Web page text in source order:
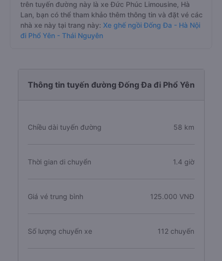
trên tuyến đường này là xe Đức Phúc Limousine, Hà
Lan, bạn có thể tham khảo thêm thông tin và đặt vé các
nhà xe này tại trang này: Xe ghế ngồi Đống Đa - Hà Nội
đi Phổ Yên - Thái Nguyên
Thông tin tuyến đường Đống Đa đi Phổ Yên
Chiều dài tuyến đường 58 km
Thời gian di chuyển 1.4 giờ
Giá vé trung bình 125.000 VNĐ
Số lượng chuyến xe 112 chuyến